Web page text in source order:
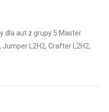
dla aut z grupy 5 Master
Jumper L2H2, Crafter L2H2,